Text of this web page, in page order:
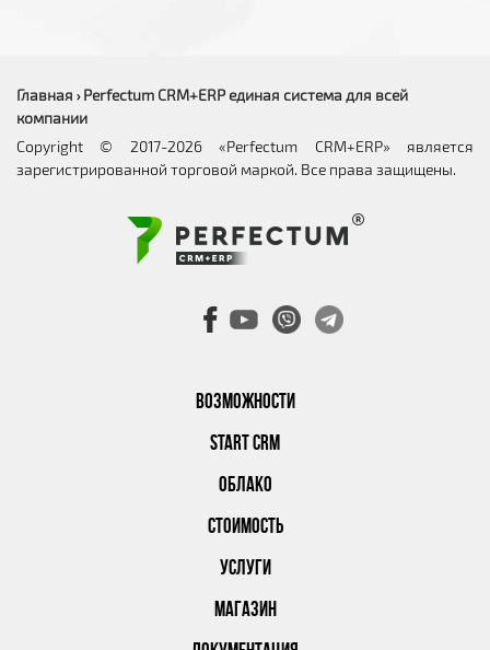
ВОЗМОЖНОСТИ
START CRM
ОБЛАКО
СТОИМОСТЬ
УСЛУГИ
МАГАЗИН
Главная › Perfectum CRM+ERP единая система для всей
компании
Copyright © 2017-2026 «Perfectum CRM+ERP» является
зарегистрированной торговой маркой. Все права защищены.